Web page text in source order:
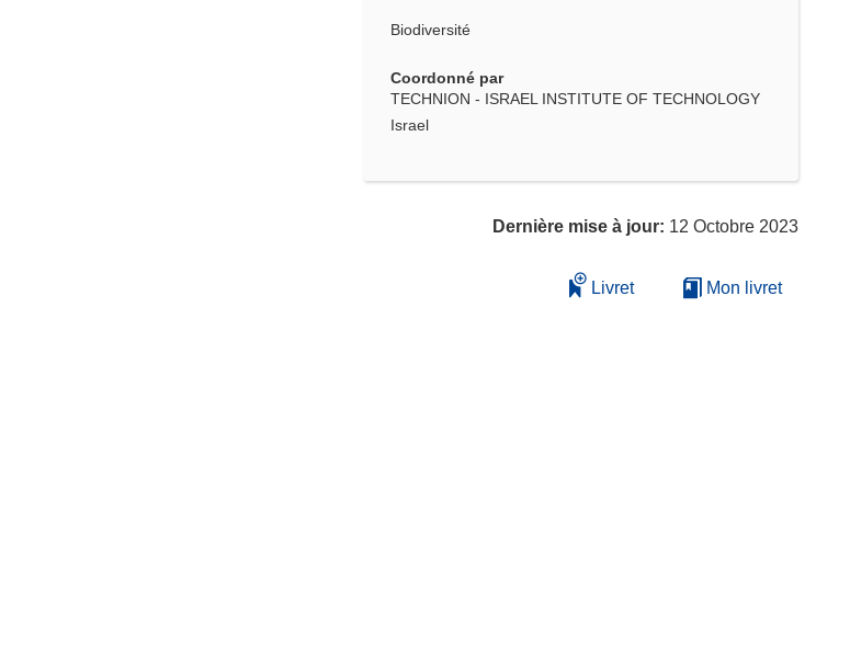
Biodiversité
Coordonné par
TECHNION - ISRAEL INSTITUTE OF TECHNOLOGY
Israel
Dernière mise à jour: 12 Octobre 2023
Livret Mon livret